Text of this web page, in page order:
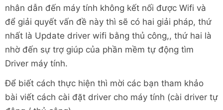
nhân dẫn đến máy tính không kết nối được Wifi và
để giải quyết vấn đề này thì sẽ có hai giải pháp, thứ
nhất là Update driver wifi bằng thủ công,, thứ hai là
nhờ đến sự trợ giúp của phần mềm tự động tìm
Driver máy tính.
Để biết cách thực hiện thì mời các bạn tham khảo
bài viết cách cài đặt driver cho máy tính (cài driver tự